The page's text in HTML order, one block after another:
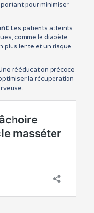
pour minimiser
Les patients atteints
comme le diabète,
plus lente et un risque
rééducation précoce
la récupération